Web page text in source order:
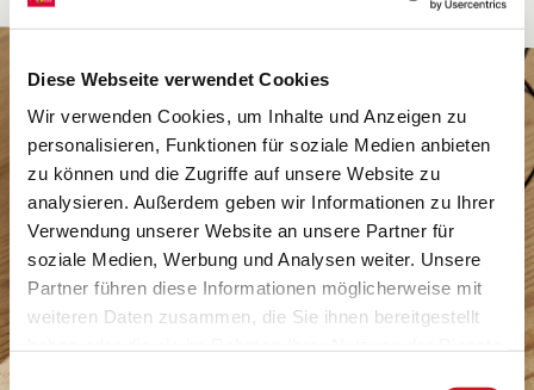
Diese Webseite verwendet Cookies
Wir verwenden Cookies, um Inhalte und Anzeigen zu
personalisieren, Funktionen für soziale Medien anbieten
zu können und die Zugriffe auf unsere Website zu
analysieren. Außerdem geben wir Informationen zu Ihrer
Verwendung unserer Website an unsere Partner für
soziale Medien, Werbung und Analysen weiter. Unsere
Partner führen diese Informationen möglicherweise mit
weiteren Daten zusammen, die Sie ihnen bereitgestellt